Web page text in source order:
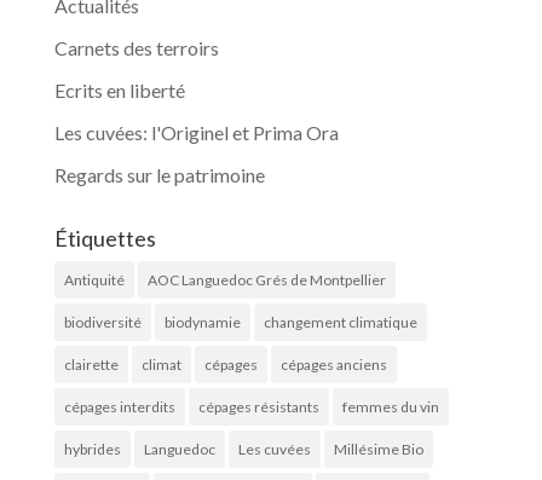
Actualités
Carnets des terroirs
Ecrits en liberté
Les cuvées: l'Originel et Prima Ora
Regards sur le patrimoine
Étiquettes
Antiquité AOC Languedoc Grés de Montpellier
biodiversité biodynamie changement climatique
clairette climat cépages cépages anciens
cépages interdits cépages résistants femmes du vin
hybrides Languedoc Les cuvées Millésime Bio